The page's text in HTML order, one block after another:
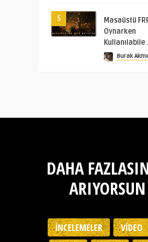
5
Masaüstü
Oynarken
Kullanılabile
Burak
DAHA
İNCELEMELER VIDEO